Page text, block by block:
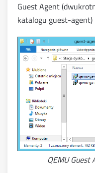
Guest Agent
katalogu guest-agent)
QEMU